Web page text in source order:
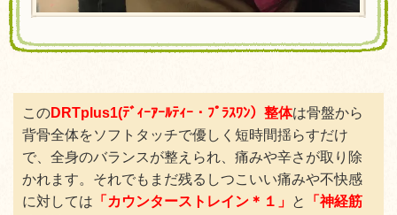
このDRTplus1(ﾃﾞｨｰｱｰﾙﾃｨｰ・ﾌﾟﾗｽﾜﾝ）整体は骨盤から
背骨全体をソフトタッチで優しく短時間揺らすだけ
で、全身のバランスが整えられ、痛みや辛さが取り除
かれます。それでもまだ残るしつこいい痛みや不快感
に対しては 「カウンターストレイン＊１」 と
「神経筋